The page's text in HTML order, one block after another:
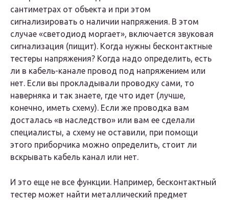
сантиметрах от объекта и при этом
сигнализировать о наличии напряжения. В этом
случае «светодиод моргает», включается звуковая
сигнализация (пищит). Когда нужны бесконтактные
тестеры напряжения? Когда надо определить, есть
ли в кабель-канале провод под напряжением или
нет. Если вы прокладывали проводку сами, то
наверняка и так знаете, где что идет (лучше,
конечно, иметь схему). Если же проводка вам
досталась «в наследство» или вам ее сделали
специалисты, а схему не оставили, при помощи
этого приборчика можно определить, стоит ли
вскрывать кабель канал или нет.
И это еще не все функции. Например, бесконтактный
тестер может найти металлический предмет